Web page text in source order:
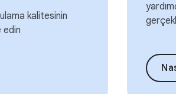
kalitesinin
edin